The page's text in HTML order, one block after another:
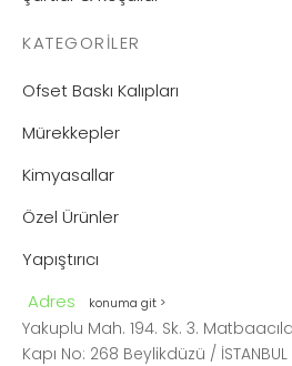
KATEGORILER
Ofset Baskı Kalıpları
Mürekkepler
Kimyasallar
Özel Ürünler
Yapıştırıcı
Adres
konuma git >
Yakuplu Mah. 194. Sk. 3.
Kapı No: 268 Beylikdüzü / İSTANBUL